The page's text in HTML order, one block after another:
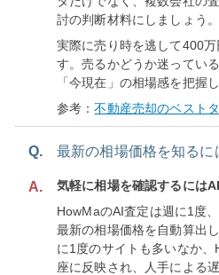
討の判断材料にしましょう。
実際に売り時を逃して400
す。売るかどうか迷ってい
「今現在」の相場感を把握
参考：不動産売却のベスト
Q. 最新の相場価格を知るに
A.
気軽に相場を確認するには
HowMaのAI査定は週に1度
最新の相場価格を自動算出
に1度のサイトも多いなか
座に反映され、人手による